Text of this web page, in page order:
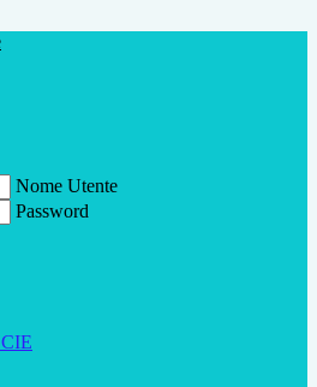
Nome Utente
Password